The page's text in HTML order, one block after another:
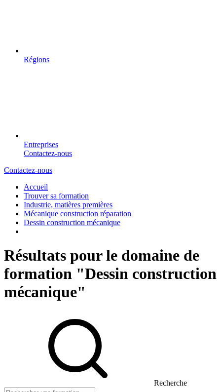
Régions
Entreprises
Contactez-nous
Contactez-nous
Accueil
Trouver sa formation
Industrie, matières premières
Mécanique construction réparation
Dessin construction mécanique
Résultats pour le domaine de
formation "Dessin construction
mécanique"
Recherche